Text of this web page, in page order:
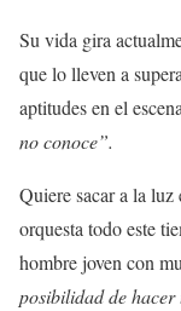
Su vida gira
que lo lleven a
aptitudes en el
no conoce”.
Quiere sacar a la luz
orquesta todo este
hombre joven con
posibilidad de hacer